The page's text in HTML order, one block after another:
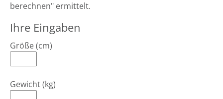
berechnen" ermittelt.
Ihre Eingaben
Größe (cm)
Gewicht (kg)